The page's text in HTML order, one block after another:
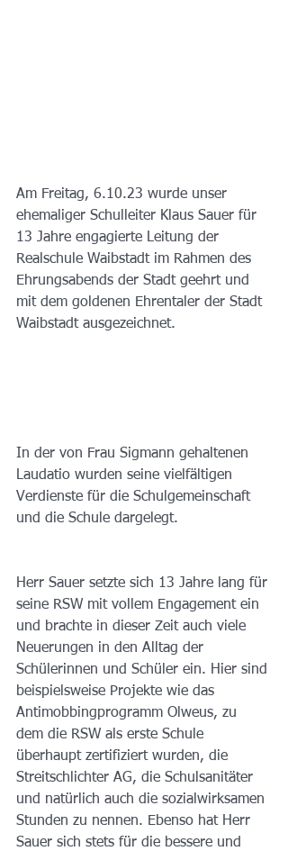
Am Freitag, 6.10.23 wurde unser
ehemaliger Schulleiter Klaus Sauer für
13 Jahre engagierte Leitung der
Realschule Waibstadt im Rahmen des
Ehrungsabends der Stadt geehrt und
mit dem goldenen Ehrentaler der Stadt
Waibstadt ausgezeichnet.
In der von Frau Sigmann gehaltenen
Laudatio wurden seine vielfältigen
Verdienste für die Schulgemeinschaft
und die Schule dargelegt.
Herr Sauer setzte sich 13 Jahre lang für
seine RSW mit vollem Engagement ein
und brachte in dieser Zeit auch viele
Neuerungen in den Alltag der
Schülerinnen und Schüler ein. Hier sind
beispielsweise Projekte wie das
Antimobbingprogramm Olweus, zu
dem die RSW als erste Schule
überhaupt zertifiziert wurden, die
Streitschlichter AG, die Schulsanitäter
und natürlich auch die sozialwirksamen
Stunden zu nennen. Ebenso hat Herr
Sauer sich stets für die bessere und